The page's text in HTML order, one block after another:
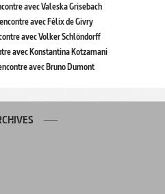
avec Valeska Grisebach
avec Félix de Givry
avec Volker Schlöndorff
avec Konstantina Kotzamani
avec Bruno Dumont